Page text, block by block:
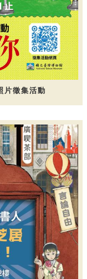
片徵集活動